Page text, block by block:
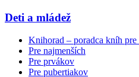
Deti a mládež
Knihorad – poradca kníh pre
Pre najmenších
Pre prvákov
Pre pubertiakov